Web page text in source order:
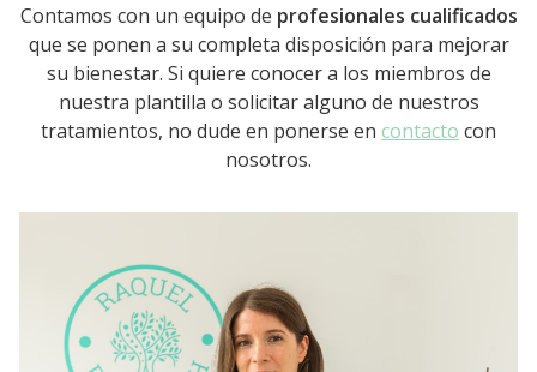
Contamos con un equipo de profesionales cualificados
que se ponen a su completa disposición para mejorar
su bienestar. Si quiere conocer a los miembros de
nuestra plantilla o solicitar alguno de nuestros
tratamientos, no dude en ponerse en contacto con
nosotros.